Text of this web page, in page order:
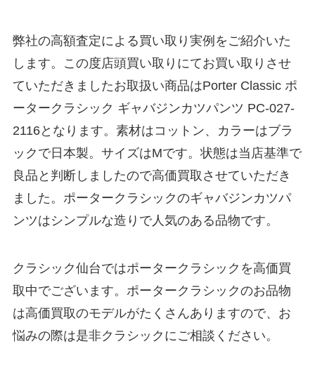
弊社の高額査定による買い取り実例をご紹介いた
します。この度店頭買い取りにてお買い取りさせ
ていただきましたお取扱い商品はPorter Classic ポ
ータークラシック ギャバジンカツパンツ PC-027-
2116となります。素材はコットン、カラーはブラ
ックで日本製。サイズはMです。状態は当店基準で
良品と判断しましたので高価買取させていただき
ました。ポータークラシックのギャバジンカツパ
ンツはシンプルな造りで人気のある品物です。
クラシック仙台ではポータークラシックを高価買
取中でございます。ポータークラシックのお品物
は高価買取のモデルがたくさんありますので、お
悩みの際は是非クラシックにご相談ください。